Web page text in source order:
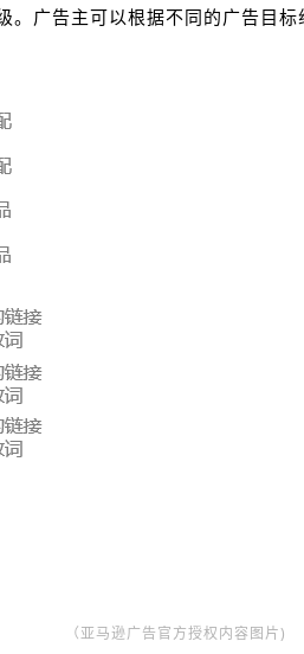
广告主可以根据不同的广告目标
（亚马逊广告官方授权内容图片)